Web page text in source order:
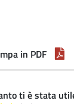
in PDF
ti è stata